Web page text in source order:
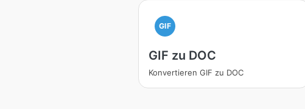
GIF
GIF zu DOC
Konvertieren GIF zu DOC